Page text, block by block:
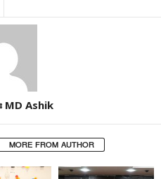
MD Ashik
MORE FROM AUTHOR